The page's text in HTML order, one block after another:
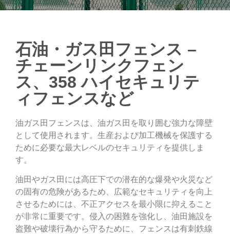
石油・ガス田フェンス –
チェーンリンクフェン
ス、358 ハイセキュリテ
ィフェンスなど
油ガス田フェンスは、油ガス田を取り囲む強力な障壁
として使用されます。生産および加工機械を保護する
ために必要な最大レベルのセキュリティを提供しま
す。
油田やガス田には高圧下での潜在的な爆発や火災など
の固有の危険があるため、広範なセキュリティを向上
させるためには、不正アクセスを最小限に抑えること
が非常に重要です。侵入の困難を強化し、油田施設を
盗難や破壊行為から守るために、フェンスは有刺鉄線